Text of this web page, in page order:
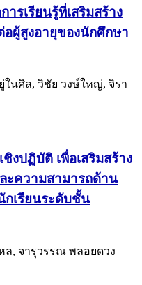
รเรียนรู้ที่เสริมสร้าง
ผู้สูงอายุของนักศึกษา
นศิล, วิชัย วงษ์ใหญ่, จิรา
งปฏิบัติ เพื่อเสริมสร้าง
ะความสามารถด้าน
กเรียนระดับชั้น
, จารุวรรณ พลอยดวง